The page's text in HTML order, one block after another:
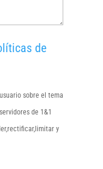
de
sobre el tema
de 1&1
y